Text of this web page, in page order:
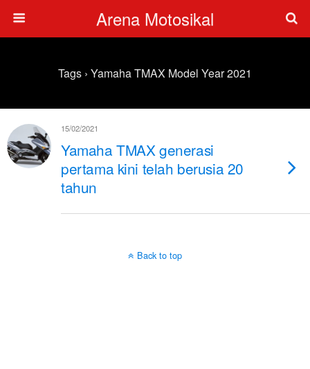
Arena Motosikal
Tags › Yamaha TMAX Model Year 2021
15/02/2021
Yamaha TMAX generasi
pertama kini telah berusia 20
tahun
Back to top